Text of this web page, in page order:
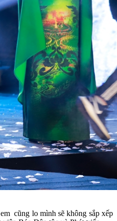
cũng lo mình sẽ không sắp xếp